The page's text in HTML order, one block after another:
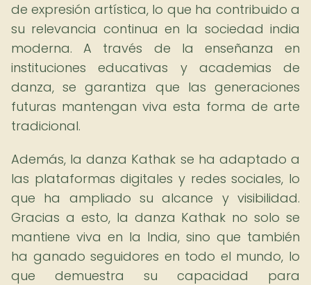
de expresión artística, lo que ha contribuido a
su relevancia continua en la sociedad india
moderna. A través de la enseñanza en
instituciones educativas y academias de
danza, se garantiza que las generaciones
futuras mantengan viva esta forma de arte
tradicional.
Además, la danza Kathak se ha adaptado a
las plataformas digitales y redes sociales, lo
que ha ampliado su alcance y visibilidad.
Gracias a esto, la danza Kathak no solo se
mantiene viva en la India, sino que también
ha ganado seguidores en todo el mundo, lo
que demuestra su capacidad para